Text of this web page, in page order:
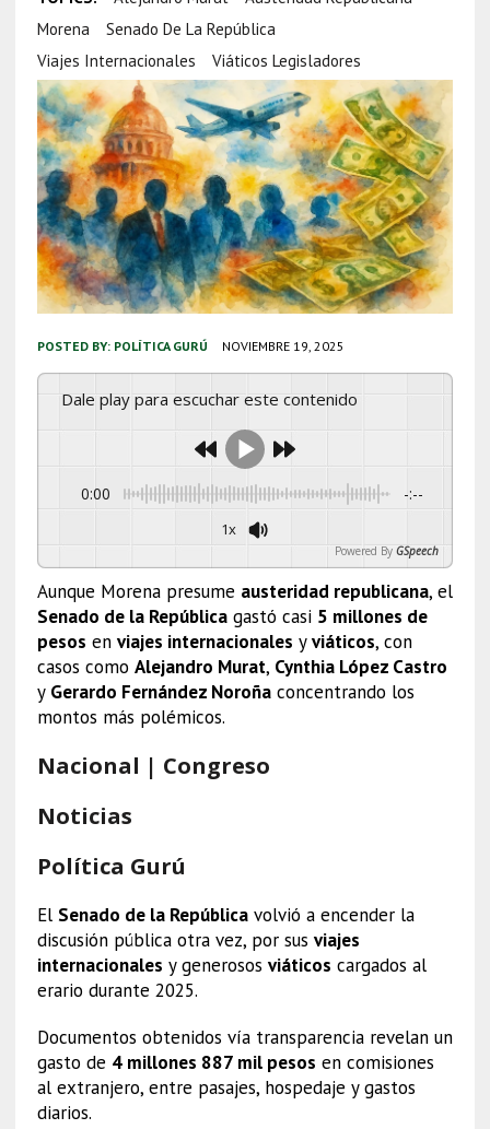
Morena
Senado De La República
Viajes Internacionales
Viáticos Legisladores
POSTED BY: POLÍTICA GURÚ NOVIEMBRE 19, 2025
Dale play para escuchar este contenido
0:00 -:--
1x
Powered By GSpeech
Aunque Morena presume austeridad republicana, el
Senado de la Repúblicagastó casi 5 millones de
pesos en viajes internacionales yviáticos, con
casos como Alejandro Murat, Cynthia López Castro
y Gerardo Fernández Noroñaconcentrando los
montos más polémicos.
Nacional | Congreso
Noticias
Política Gurú
El Senado de la Repúblicavolvió a encender la
discusión pública otra vez, por sus viajes
internacionales y generosos viáticos cargados al
erario durante 2025.
Documentos obtenidos vía transparencia revelan un
gasto de 4 millones 887 mil pesos en comisiones
al extranjero, entre pasajes, hospedaje y gastos
diarios.